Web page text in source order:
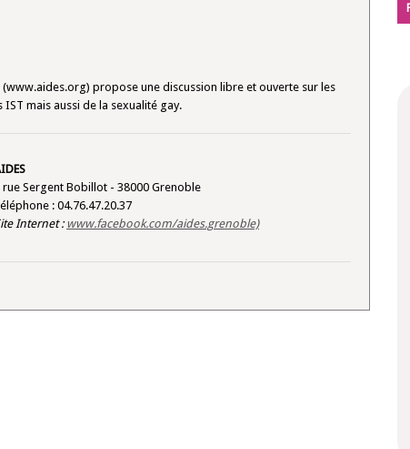
propose une discussion libre et ouverte sur les
mais aussi de la sexualité gay.
rue Sergent Bobillot - 38000 Grenoble
: 04.76.47.20.37
Internet : www.facebook.com/aides.grenoble)